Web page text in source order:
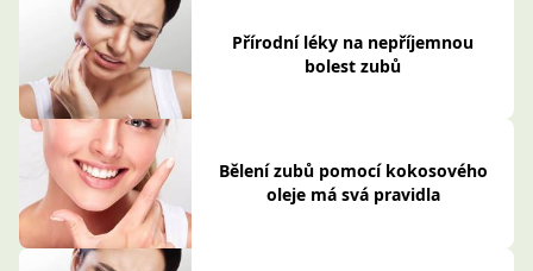
Přírodní léky na nepříjemnou
bolest zubů
Bělení zubů pomocí kokosového
oleje má svá pravidla